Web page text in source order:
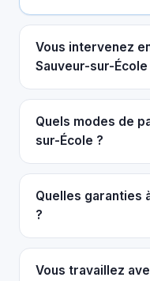
Vous intervenez
Sauveur-sur-École
Quels modes de
sur-École ?
Quelles garanties
?
Vous travaillez